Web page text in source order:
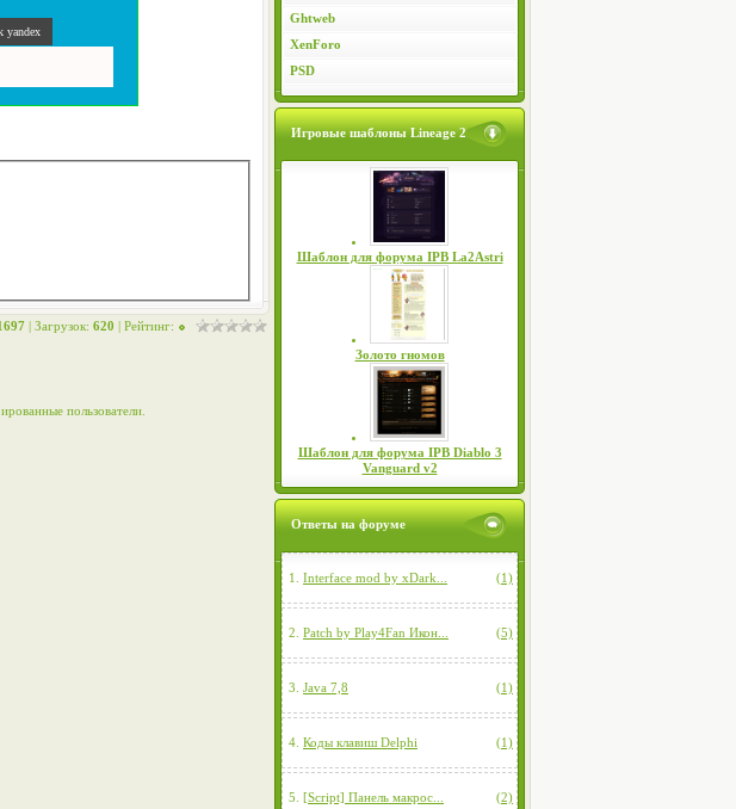
Ghtweb
XenForo
PSD
Игровые шаблоны Lineage 2
Шаблон для форума IPB La2Astri
Золото гномов
Шаблон для форума IPB Diablo 3
Vanguard v2
Ответы на форуме
1. Interface mod by xDark... (1)
2. Patch by Play4Fan Икон... (5)
3. Java 7,8 (1)
4. Коды клавиш Delphi (1)
5. [Script] Панель макрос... (2)
yandex
| Загрузок: 620 | Рейтинг:
пользователи.